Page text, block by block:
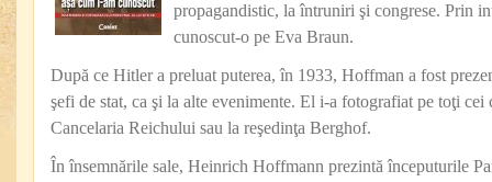
propagandistic, la întruniri şi congrese. Prin
cunoscut-o pe Eva Braun.
După ce Hitler a preluat puterea, în 1933, Hoffman a fost
şefi de stat, ca şi la alte evenimente. El i-a fotografiat pe toţi
Cancelaria Reichului sau la reşedinţa Berghof.
În însemnările sale, Heinrich Hoffmann prezintă începuturile